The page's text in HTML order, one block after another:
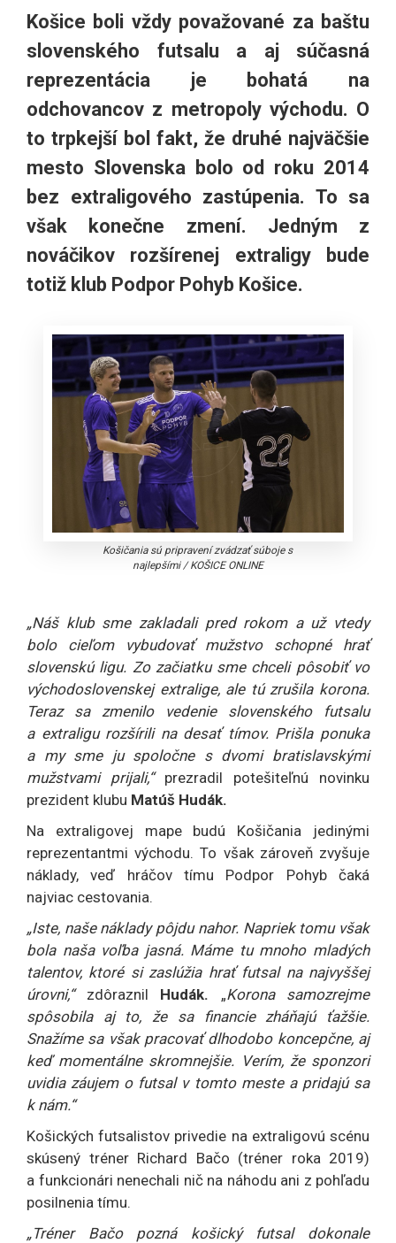
Košice boli vždy považované za baštu
slovenského futsalu a aj súčasná
reprezentácia je bohatá na
odchovancov z metropoly východu. O
to trpkejší bol fakt, že druhé najväčšie
mesto Slovenska bolo od roku 2014
bez extraligového zastúpenia. To sa
však konečne zmení. Jedným z
nováčikov rozšírenej extraligy bude
totiž klub Podpor Pohyb Košice.
Košičania sú pripravení zvádzať súboje s
najlepšími/KOŠICE ONLINE
„Náš klub sme zakladali pred rokom a už vtedy
bolo cieľom vybudovať mužstvo schopné hrať
slovenskú ligu. Zo začiatku sme chceli pôsobiť vo
východoslovenskej extralige, ale tú zrušila korona.
Teraz sa zmenilo vedenie slovenského futsalu
a extraligu rozšírili na desať tímov. Prišla ponuka
a my sme ju spoločne s dvomi bratislavskými
mužstvami prijali,“prezradil potešiteľnú novinku
prezident klubu Matúš Hudák.
Na extraligovej mape budú Košičania jedinými
reprezentantmi východu. To však zároveň zvyšuje
náklady, veď hráčov tímu Podpor Pohyb čaká
najviac cestovania.
„Iste, naše náklady pôjdu nahor. Napriek tomu však
bola naša voľba jasná. Máme tu mnoho mladých
talentov, ktoré si zaslúžia hrať futsal na najvyššej
úrovni,“ zdôraznil Hudák. „Korona samozrejme
spôsobila aj to, že sa financie zháňajú ťažšie.
Snažíme sa však pracovať dlhodobo koncepčne, aj
keď momentálne skromnejšie. Verím, že sponzori
uvidia záujem o futsal v tomto meste a pridajú sa
k nám.“
Košických futsalistov privedie na extraligovú scénu
skúsený tréner Richard Bačo (tréner roka 2019)
a funkcionári nenechali nič na náhodu ani z pohľadu
posilnenia tímu.
„Tréner Bačo pozná košický futsal dokonale